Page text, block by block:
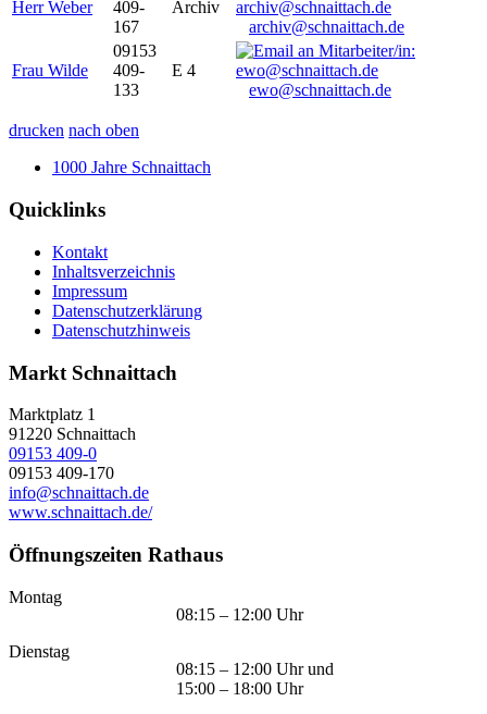
Herr Weber
409-
167
Archiv
archiv@schnaittach.de
Frau Wilde
09153
409-
133
E 4
ewo@schnaittach.de
drucken nach oben
1000 Jahre Schnaittach
Quicklinks
Kontakt
Inhaltsverzeichnis
Impressum
Datenschutzerklärung
Datenschutzhinweis
Markt Schnaittach
Marktplatz 1
91220 Schnaittach
09153 409-0
09153 409-170
info@schnaittach.de
www.schnaittach.de/
Öffnungszeiten Rathaus
Montag
08:15 – 12:00 Uhr
Dienstag
08:15 – 12:00 Uhr und
15:00 – 18:00 Uhr